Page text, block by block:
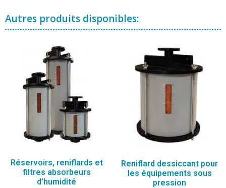
Autres produits disponibles:
Réservoirs, reniflards et
filtres absorbeurs
d’humidité
Reniflard dessiccant pour
les équipements sous
pression